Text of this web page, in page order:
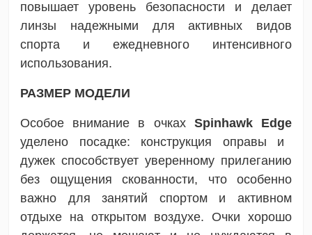
повышает уровень безопасности и делает
линзы надежными для активных видов
спорта и ежедневного интенсивного
использования.
РАЗМЕР МОДЕЛИ
Особое внимание в очках Spinhawk Edge
уделено посадке: конструкция оправы и
дужек способствует уверенному прилеганию
без ощущения скованности, что особенно
важно для занятий спортом и активном
отдыхе на открытом воздухе. Очки хорошо